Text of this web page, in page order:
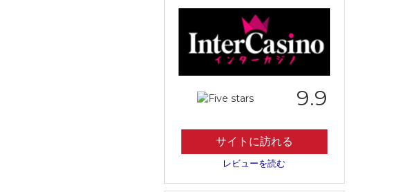
9.9
サイトに訪れる
レビューを読む